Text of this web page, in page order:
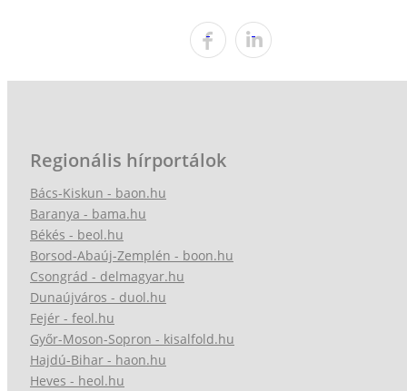
Regionális hírportálok
Bács-Kiskun - baon.hu
Baranya - bama.hu
Békés - beol.hu
Borsod-Abaúj-Zemplén - boon.hu
Csongrád - delmagyar.hu
Dunaújváros - duol.hu
Fejér - feol.hu
Győr-Moson-Sopron - kisalfold.hu
Hajdú-Bihar - haon.hu
Heves - heol.hu